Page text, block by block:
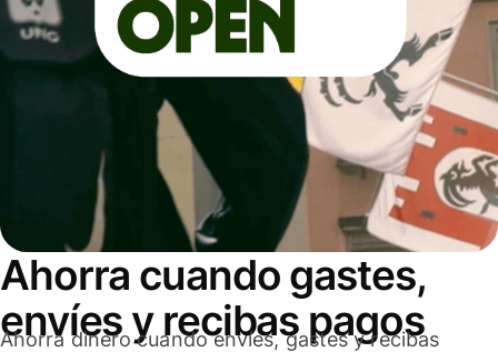
Ahorra cuando gastes,
envíes y recibas pagos
Ahorra dinero cuando envíes, gastes y recibas